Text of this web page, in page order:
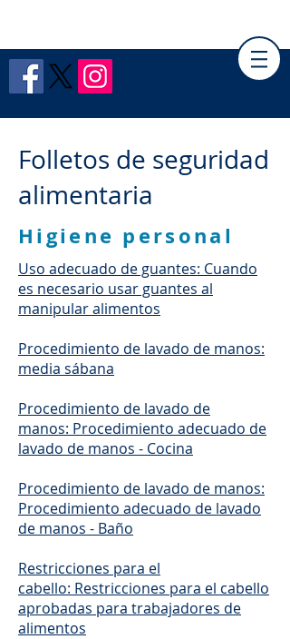
Folletos de seguridad
alimentaria
Higiene personal
Uso adecuado de guantes: Cuando
es necesario usar guantes al
manipular alimentos
Procedimiento de lavado de manos:
media sábana
Procedimiento de lavado de
manos: Procedimiento adecuado de
lavado de manos - Cocina
Procedimiento de lavado de manos:
Procedimiento adecuado de lavado
de manos - Baño
Restricciones para el
cabello: Restricciones para el cabello
aprobadas para trabajadores de
alimentos